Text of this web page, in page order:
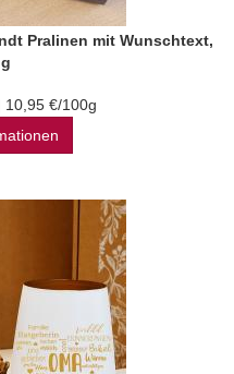
Pralinen mit Wunschtext,
10,95 €/100g